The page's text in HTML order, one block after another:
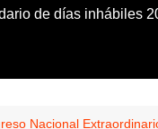
de días inhábiles
Nacional